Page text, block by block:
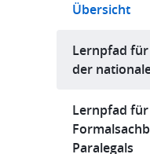
Übersicht
Lernpfad
der
Lernpfad für
Paralegals